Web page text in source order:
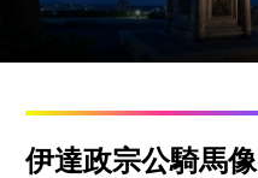
伊達政宗公騎馬像